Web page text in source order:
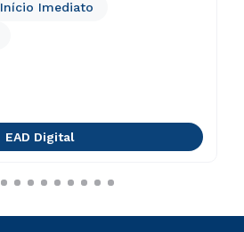
Início Imediato
EAD Digital